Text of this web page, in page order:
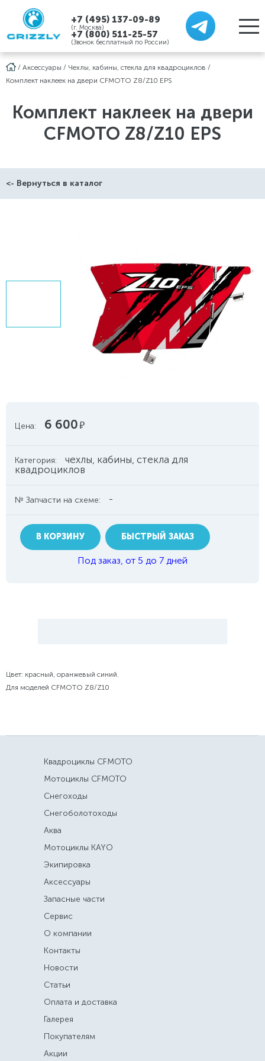
+7 (495) 137-09-89
(г. Москва)
+7 (800) 511-25-57
(Звонок бесплатный по России)
/ Аксессуары / Чехлы, кабины, стекла для квадроциклов /
Комплект наклеек на двери CFMOTO Z8/Z10 EPS
Комплект наклеек на двери
CFMOTO Z8/Z10 EPS
<- Вернуться в каталог
Цена: 6 600руб.
Категория:
чехлы, кабины, стекла для
квадроциклов
№ Запчасти на схеме: -
В КОРЗИНУ БЫСТРЫЙ ЗАКАЗ
Под заказ, от 5 до 7 дней
Цвет: красный, оранжевый синий.
Для моделей CFMOTO Z8/Z10
Квадроциклы CFMOTO
Мотоциклы CFMOTO
Снегоходы
Снегоболотоходы
Аква
Мотоциклы KAYO
Экипировка
Аксессуары
Запасные части
Сервис
О компании
Контакты
Новости
Статьи
Оплата и доставка
Галерея
Покупателям
Акции